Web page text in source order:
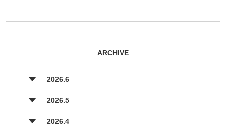
ARCHIVE
2026.6
2026.5
2026.4